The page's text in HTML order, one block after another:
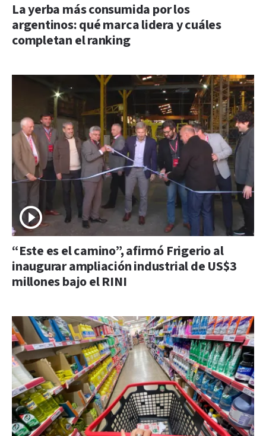
La yerba más consumida por los
argentinos: qué marca lidera y cuáles
completan el ranking
“Este es el camino”, afirmó Frigerio al
inaugurar ampliación industrial de US$3
millones bajo el RINI